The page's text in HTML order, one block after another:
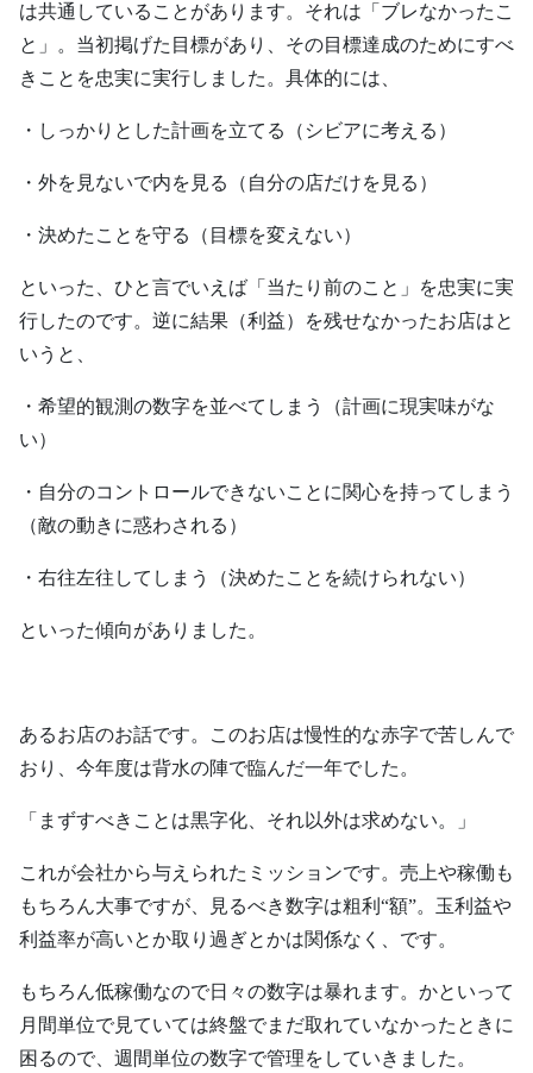
は共通していることがあります。それは「ブレなかったこ
と」。当初掲げた目標があり、その目標達成のためにすべ
きことを忠実に実行しました。具体的には、
・しっかりとした計画を立てる（シビアに考える）
・外を見ないで内を見る（自分の店だけを見る）
・決めたことを守る（目標を変えない）
といった、ひと言でいえば「当たり前のこと」を忠実に実
行したのです。逆に結果（利益）を残せなかったお店はと
いうと、
・希望的観測の数字を並べてしまう（計画に現実味がな
い）
・自分のコントロールできないことに関心を持ってしまう
（敵の動きに惑わされる）
・右往左往してしまう（決めたことを続けられない）
といった傾向がありました。
あるお店のお話です。このお店は慢性的な赤字で苦しんで
おり、今年度は背水の陣で臨んだ一年でした。
「まずすべきことは黒字化、それ以外は求めない。」
これが会社から与えられたミッションです。売上や稼働も
もちろん大事ですが、見るべき数字は粗利“額”。玉利益や
利益率が高いとか取り過ぎとかは関係なく、です。
もちろん低稼働なので日々の数字は暴れます。かといって
月間単位で見ていては終盤でまだ取れていなかったときに
困るので、週間単位の数字で管理をしていきました。